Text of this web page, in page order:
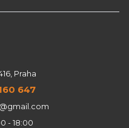
Praha
647
- 18:00